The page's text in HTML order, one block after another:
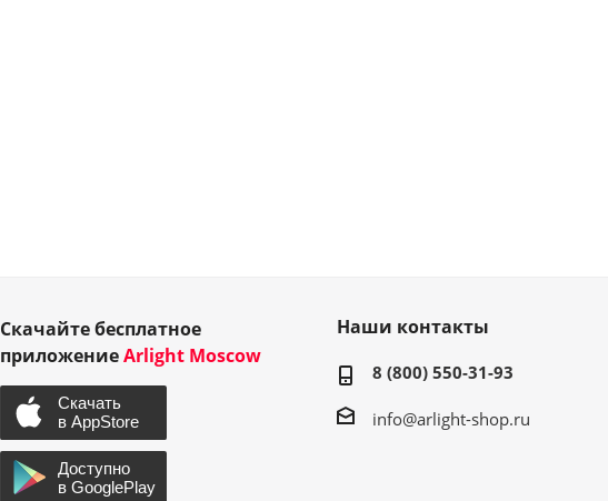
Скачайте бесплатное
приложениеArlight Moscow
Наши контакты
8 (800) 550-31-93
info@arlight-shop.ru